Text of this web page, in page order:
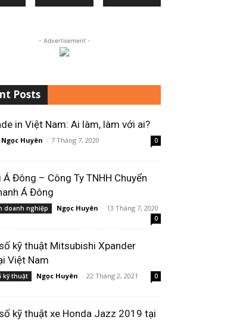
- Advertisement -
Posts
in Việt Nam: Ai làm, làm với ai?
Ngọc Huyên - 7 Tháng 7, 2020 0
Á Đông – Công Ty TNHH Chuyển
Á Đông
doanh nghiệp Ngọc Huyên - 13 Tháng 7, 2020
0
kỹ thuật Mitsubishi Xpander
Việt Nam
kỹ thuật Ngọc Huyên - 22 Tháng 2, 2021 0
kỹ thuật xe Honda Jazz 2019 tại